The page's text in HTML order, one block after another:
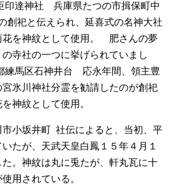
印達神社 兵庫県たつの市揖保町中
創祀と伝えられ、延喜式の名神大社
を神紋として使用。
肥さんの夢
寺社の一つに挙げられていまし
馬区石神井台
応永年間、領主豊
氷川神社分霊を勧請したのが創祀
神紋として使用。
小坂井町 社伝によると、当初、平
たが、天武天皇白鳳１５年４月１
た。神紋は丸に兎たが、軒丸瓦に十
用されている。